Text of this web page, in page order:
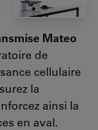
Mateo
de
cellulaire
la
ainsi la
en aval.